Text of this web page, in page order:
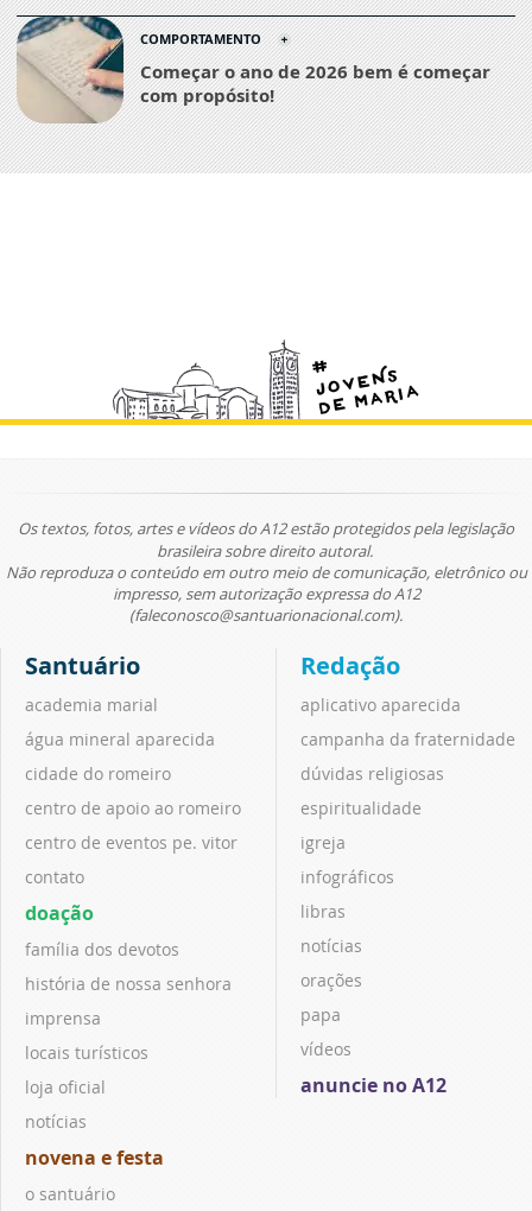
COMPORTAMENTO
Começar o ano de 2026 bem é começar
com propósito!
Os textos, fotos, artes e vídeos do A12 estão protegidos pela legislação
brasileira sobre direito autoral.
Não reproduza o conteúdo em outro meio de comunicação, eletrônico ou
impresso, sem autorização expressa do A12
(faleconosco@santuarionacional.com).
Santuário
academia marial
água mineral aparecida
cidade do romeiro
centro de apoio ao romeiro
centro de eventos pe. vitor
contato
doação
família dos devotos
história de nossa senhora
imprensa
locais turísticos
loja oficial
notícias
novena e festa
o santuário
Redação
aplicativo aparecida
campanha da fraternidade
dúvidas religiosas
espiritualidade
igreja
infográficos
libras
notícias
orações
papa
vídeos
anuncie no A12